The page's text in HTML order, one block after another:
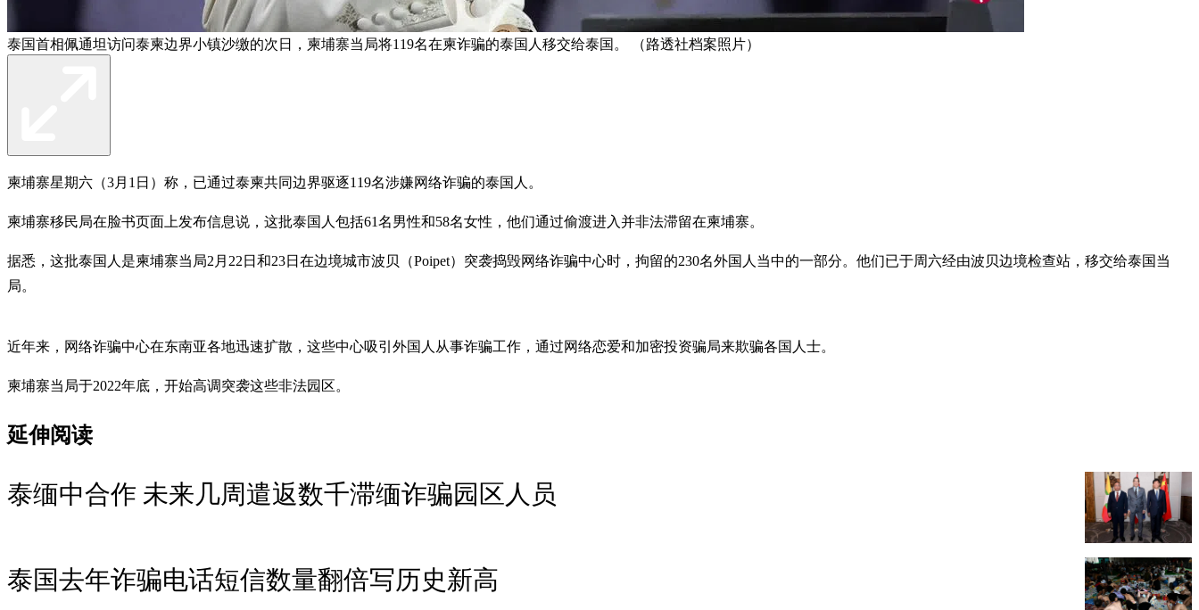
泰国首相佩通坦访问泰柬边界小镇沙缴的次日，柬埔寨当局将119名在柬诈骗的泰国人移交给泰国。 （路透社档案照片）
柬埔寨星期六（3月1日）称，已通过泰柬共同边界驱逐119名涉嫌网络诈骗的泰国人。
柬埔寨移民局在脸书页面上发布信息说，这批泰国人包括61名男性和58名女性，他们通过偷渡进入并非法滞留在柬埔寨。
据悉，这批泰国人是柬埔寨当局2月22日和23日在边境城市波贝（Poipet）突袭捣毁网络诈骗中心时，拘留的230名外国人当中的一部分。他们已于周六经由波贝边境检查站，移交给泰国当
局。
近年来，网络诈骗中心在东南亚各地迅速扩散，这些中心吸引外国人从事诈骗工作，通过网络恋爱和加密投资骗局来欺骗各国人士。
柬埔寨当局于2022年底，开始高调突袭这些非法园区。
延伸阅读
泰缅中合作 未来几周遣返数千滞缅诈骗园区人员
泰国去年诈骗电话短信数量翻倍写历史新高